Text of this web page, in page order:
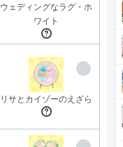
ウェディングなラグ・ホ
ワイト
リサとカイゾーのえざら